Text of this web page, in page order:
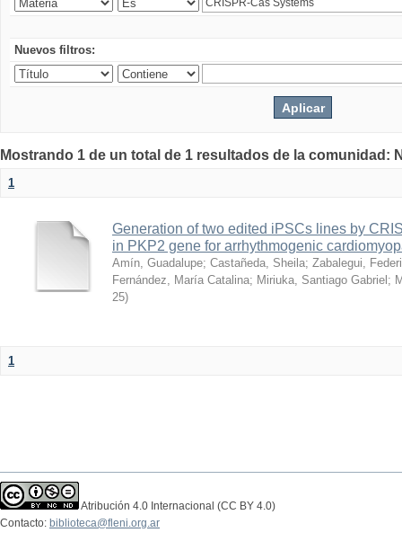
Nuevos filtros:
Mostrando 1 de un total de 1 resultados de la comunidad:
1
Generation of two edited iPSCs lines by
in PKP2 gene for arrhythmogenic
Amín, Guadalupe; Castañeda, Sheila; Zabalegui,
Fernández, María Catalina; Miriuka, Santiago Gabriel ;
25)
1
Atribución 4.0 Internacional (CC BY 4.0)
Contacto: biblioteca@fleni.org.ar